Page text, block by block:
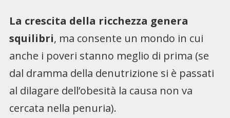
La crescita della ricchezza genera
squilibri, ma consente un mondo in cui
anche i poveri stanno meglio di prima (se
dal dramma della denutrizione si è passati
al dilagare dell’obesità la causa non va
cercata nella penuria).